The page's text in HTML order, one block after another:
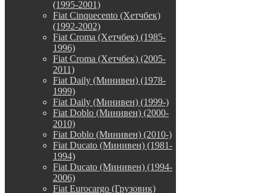
(1995-2001)
Fiat Cinquecento (Хетчбек)
(1992-2002)
Fiat Croma (Хетчбек) (1985-
1996)
Fiat Croma (Хетчбек) (2005-
2011)
Fiat Daily (Минивен) (1978-
1999)
Fiat Daily (Минивен) (1999-)
Fiat Doblo (Минивен) (2000-
2010)
Fiat Doblo (Минивен) (2010-)
Fiat Ducato (Минивен) (1981-
1994)
Fiat Ducato (Минивен) (1994-
2006)
Fiat Eurocargo (Грузовик)